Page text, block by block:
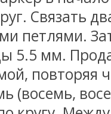
Связать
петлями.
5.5 мм.
(восемь,